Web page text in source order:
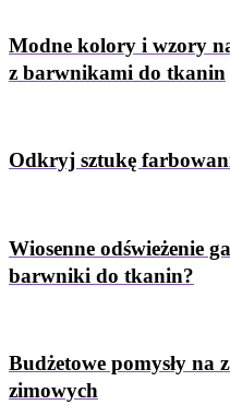
Modne kolory i wzory
z barwnikami do tkanin
Odkryj sztukę
Wiosenne odświeżenie
barwniki do tkanin?
Budżetowe pomysły na
zimowych